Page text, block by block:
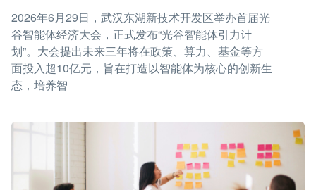
2026年6月29日，武汉东湖新技术开发区举办首届光
谷智能体经济大会，正式发布“光谷智能体引力计
划”。大会提出未来三年将在政策、算力、基金等方
面投入超10亿元，旨在打造以智能体为核心的创新生
态，培养智